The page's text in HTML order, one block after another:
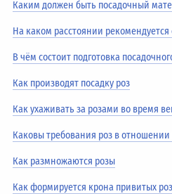
Каким должен быть посадочный
На каком расстоянии рекомендуется
В чём состоит подготовка
Как производят посадку роз
Как ухаживать за розами во время
Каковы требования роз в
Как размножаются розы
Как формируется крона привитых роз